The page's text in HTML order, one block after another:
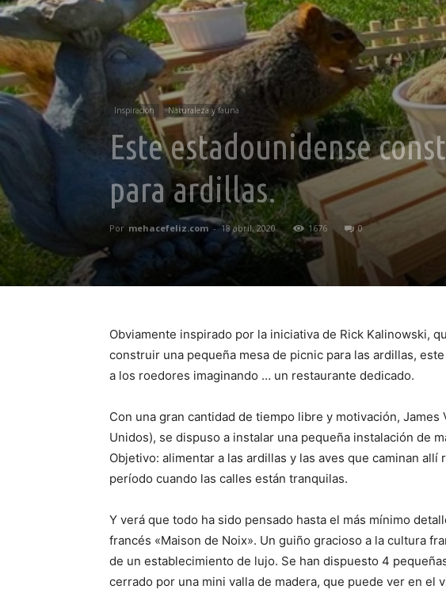
Inspiración Naturaleza y fauna
Este estadounidense
para ardillas.
Por mehacefeliz.com - 18 abril, 2020 1676 0
Obviamente inspirado por la iniciativa de Rick Kalinowski,
construir una pequeña mesa de picnic para las ardillas,
a los roedores imaginando … un restaurante dedicado.
Con una gran cantidad de tiempo libre y motivación,
Unidos), se dispuso a instalar una pequeña instalación de
Objetivo: alimentar a las ardillas y las aves que caminan
período cuando las calles están tranquilas.
Y verá que todo ha sido pensado hasta el más mínimo
francés «Maison de Noix». Un guiño gracioso a la cultura
de un establecimiento de lujo. Se han dispuesto 4
cerrado por una mini valla de madera, que puede ver en el